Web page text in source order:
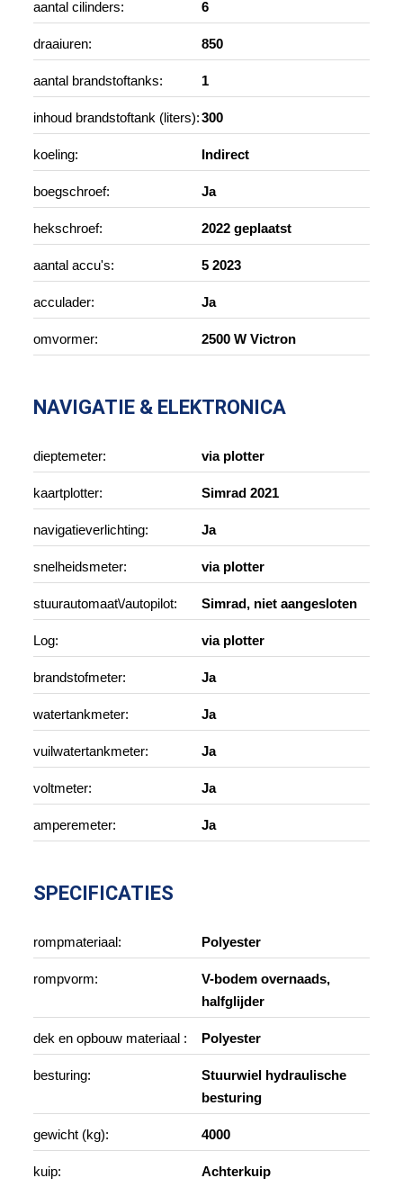
aantal cilinders: 6
draaiuren: 850
aantal brandstoftanks: 1
inhoud brandstoftank (liters):300
koeling: Indirect
boegschroef: Ja
hekschroef: 2022 geplaatst
aantal accu's: 5 2023
acculader: Ja
omvormer: 2500 W Victron
NAVIGATIE & ELEKTRONICA
dieptemeter: via plotter
kaartplotter: Simrad 2021
navigatieverlichting: Ja
snelheidsmeter: via plotter
stuurautomaat\/autopilot: Simrad, niet aangesloten
Log: via plotter
brandstofmeter: Ja
watertankmeter: Ja
vuilwatertankmeter: Ja
voltmeter: Ja
amperemeter: Ja
SPECIFICATIES
rompmateriaal: Polyester
rompvorm:
V-bodem overnaads,
halfglijder
dek en opbouw materiaal : Polyester
besturing:
Stuurwiel hydraulische
besturing
gewicht (kg): 4000
kuip: Achterkuip